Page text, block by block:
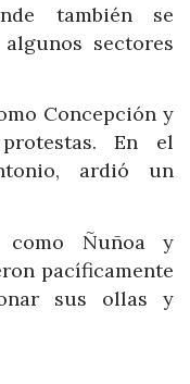
también se
sectores
Concepción y
En el
ardió un
como Ñuñoa y
pacíficamente
sus ollas y